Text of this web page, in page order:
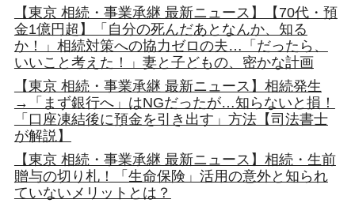
【東京 相続・事業承継 最新ニュース】【70代・預
金1億円超】「自分の死んだあとなんか、知る
か！」相続対策への協力ゼロの夫…「だったら、
いいこと考えた！」妻と子どもの、密かな計画
【東京 相続・事業承継 最新ニュース】相続発生
→「まず銀行へ」はNGだったが…知らないと損！
「口座凍結後に預金を引き出す」方法【司法書士
が解説】
【東京 相続・事業承継 最新ニュース】相続・生前
贈与の切り札！「生命保険」活用の意外と知られ
ていないメリットとは？